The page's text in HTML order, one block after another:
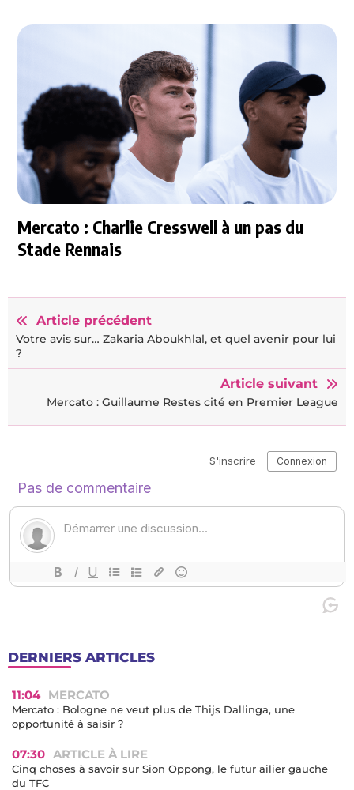
Mercato : Charlie Cresswell à un pas du
Stade Rennais
Article précédent
Votre avis sur… Zakaria Aboukhlal, et quel avenir pour lui
?
Article suivant
Mercato : Guillaume Restes cité en Premier League
DERNIERS ARTICLES
11:04 MERCATO
Mercato : Bologne ne veut plus de Thijs Dallinga, une
opportunité à saisir ?
07:30 ARTICLE À LIRE
Cinq choses à savoir sur Sion Oppong, le futur ailier gauche
du TFC